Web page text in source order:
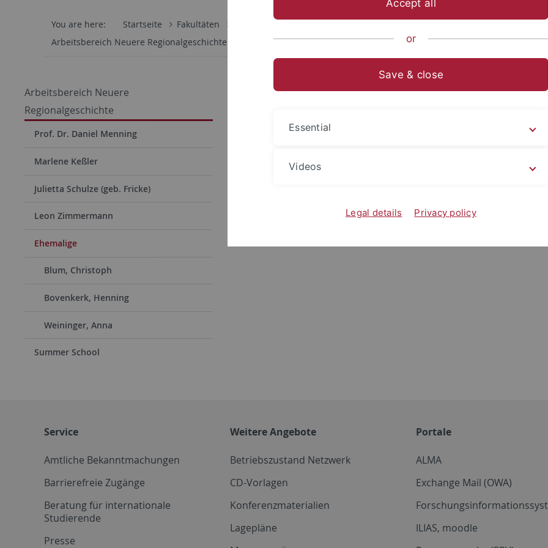
You are here: Startseite Fakultäten
Arbeitsbereich Neuere Regionalgeschichte
Ehemalige
Arbeitsbereich Neuere
Regionalgeschichte
Prof. Dr. Daniel Menning
Marlene Keßler
Julietta Schulze (geb. Fricke)
Leon Zimmermann
Ehemalige
Blum, Christoph
Bovenkerk, Henning
Weininger, Anna
Summer School
Service
Amtliche Bekanntmachungen
Barrierefreie Zugänge
Beratung für internationale
Studierende
Presse
Weitere Angebote
Betriebszustand Netzwerk
CD-Vorlagen
Konferenzmaterialien
Lagepläne
Portale
ALMA
Exchange Mail (OWA)
ILIAS, moodle
Accept all
or
Save & close
Essential
Videos
Legal details Privacy policy